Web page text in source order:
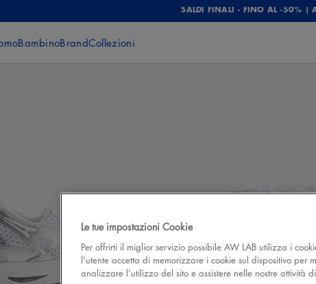
SALDI FINALI - FINO AL -50% |
BambinoBrandCollezioni
Le tue impostazioni Cookie
Per offrirti il miglior servizio possibile AW LAB utilizza i
l'utente accetta di memorizzare i cookie sul dispositivo per
analizzare l'utilizzo del sito e assistere nelle nostre attività